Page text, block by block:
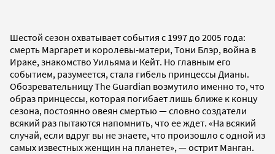
Шестой сезон охватывает события с 1997 до 2005 года:
смерть Маргарет и королевы-матери, Тони Блэр, война в
Ираке, знакомство Уильяма и Кейт. Но главным его
событием, разумеется, стала гибель принцессы Дианы.
Обозревательницу The Guardian возмутило именно то, что
образ принцессы, которая погибает лишь ближе к концу
сезона, постоянно овеян смертью — словно создатели
всякий раз пытаются напомнить, что ее ждет. «На всякий
случай, если вдруг вы не знаете, что произошло с одной из
самых известных женщин на планете», — острит Манган.